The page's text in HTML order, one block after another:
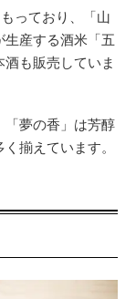
っており、「山
産する酒米「五
も販売していま
「夢の香」は芳醇
揃えています。